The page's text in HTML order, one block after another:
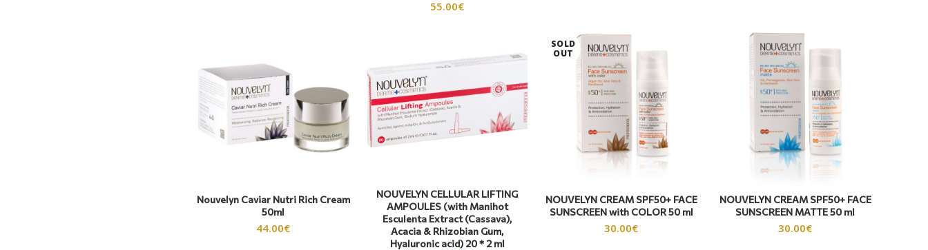
55.00€
Nouvelyn Caviar Nutri Rich Cream
50ml
44.00€
NOUVELYN CELLULAR LIFTING
AMPOULES (with Manihot
Esculenta Extract (Cassava),
Acacia & Rhizobian Gum,
Hyaluronic acid) 20 * 2 ml
SOLD
OUT
NOUVELYN CREAM SPF50+ FACE
SUNSCREEN with COLOR 50 ml
30.00€
NOUVELYN CREAM SPF50+ FACE
SUNSCREEN ΜΑΤΤΕ 50 ml
30.00€